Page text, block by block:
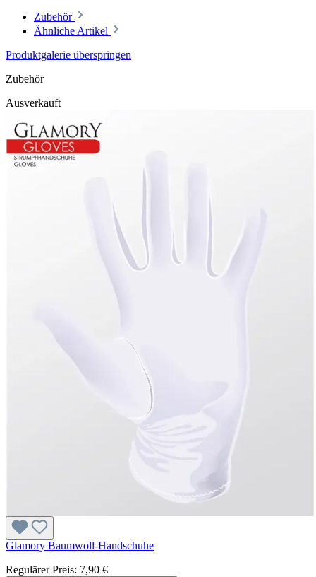
Zubehör
Ähnliche Artikel
Produktgalerie überspringen
Zubehör
Ausverkauft
Glamory Baumwoll-Handschuhe
Regulärer Preis: 7,90 €